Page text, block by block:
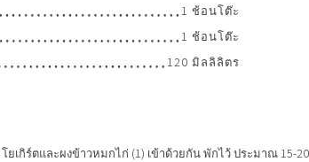
1 ช้อนโต๊ะ
1 ช้อนโต๊ะ
120 มิลลิลิตร
เกิร์ตและผงข้าวหมกไก่ (1) เข้าด้วยกัน พักไว้ ประมาณ 15-